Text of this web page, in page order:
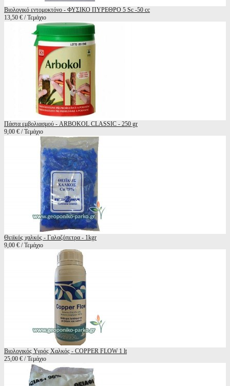
Βιολογικό εντομοκτόνο - ΦΥΣΙΚΟ ΠΥΡΕΘΡΟ 5 Sc -50 cc
13,50 € / Τεμάχιο
Πάστα εμβολιασμού - ARBOKOL CLASSIC - 250 gr
9,00 € / Τεμάχιο
Θειϊκός χαλκός - Γαλαζόπετρα - 1kgr
9,00 € / Τεμάχιο
Βιολογικός Υγρός Χαλκός - COPPER FLOW 1 lt
25,00 € / Τεμάχιο